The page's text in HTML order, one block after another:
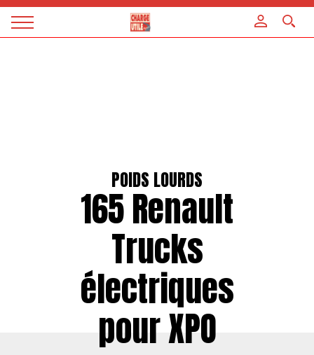
Magazine
POIDS LOURDS
165 Renault
Trucks
électriques
pour XPO
Panneau de gestion des cookies